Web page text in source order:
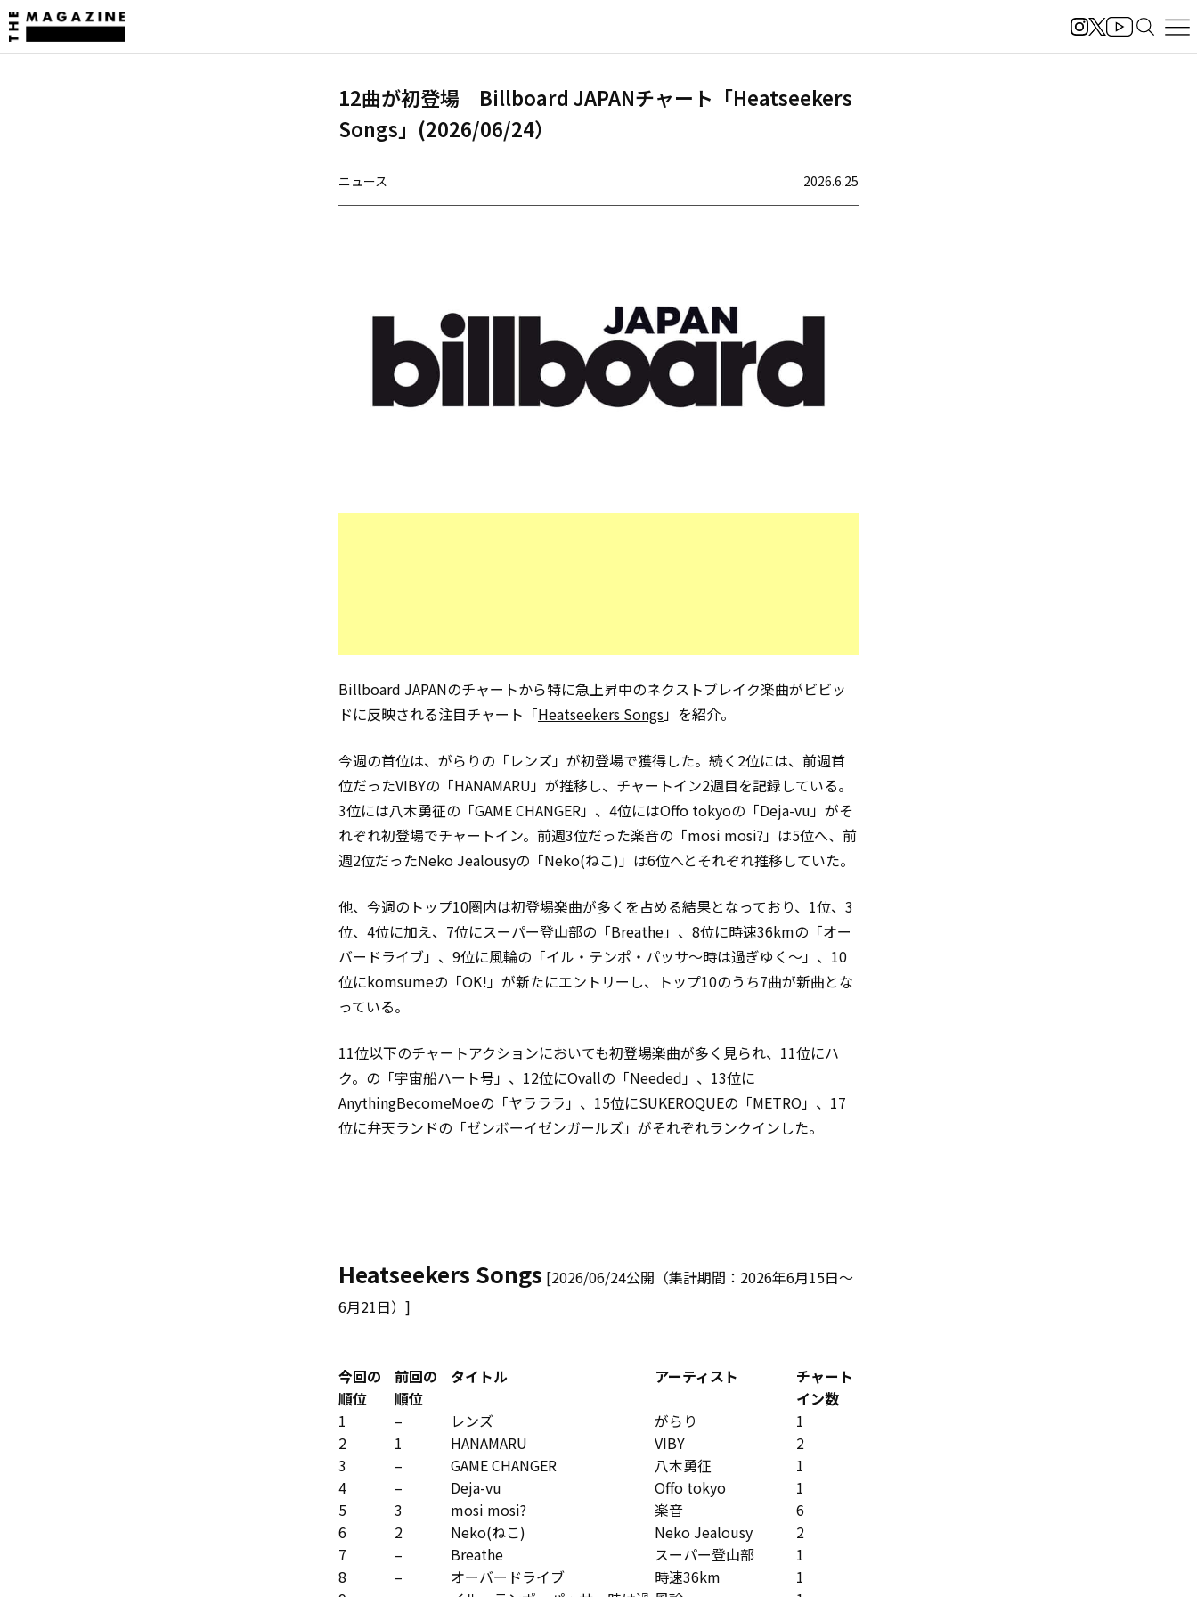
12曲が初登場 Billboard JAPANチャート「Heatseekers
Songs」(2026/06/24）
ニュース 2026.6.25
Billboard JAPANのチャートから特に急上昇中のネクストブレイク楽曲がビビッ
ドに反映される注目チャート「Heatseekers Songs」を紹介。
今週の首位は、がらりの「レンズ」が初登場で獲得した。続く2位には、前週首
位だったVIBYの「HANAMARU」が推移し、チャートイン2週目を記録している。
3位には八木勇征の「GAME CHANGER」、4位にはOffo tokyoの「Deja-vu」がそ
れぞれ初登場でチャートイン。前週3位だった楽音の「mosi mosi?」は5位へ、前
週2位だったNeko Jealousyの「Neko(ねこ)」は6位へとそれぞれ推移していた。
他、今週のトップ10圏内は初登場楽曲が多くを占める結果となっており、1位、3
位、4位に加え、7位にスーパー登山部の「Breathe」、8位に時速36kmの「オー
バードライブ」、9位に風輪の「イル・テンポ・パッサ〜時は過ぎゆく〜」、10
位にkomsumeの「OK!」が新たにエントリーし、トップ10のうち7曲が新曲とな
っている。
11位以下のチャートアクションにおいても初登場楽曲が多く見られ、11位にハ
ク。の「宇宙船ハート号」、12位にOvallの「Needed」、13位に
AnythingBecomeMoeの「ヤラララ」、15位にSUKEROQUEの「METRO」、17
位に弁天ランドの「ゼンボーイゼンガールズ」がそれぞれランクインした。
Heatseekers Songs [2026/06/24公開（集計期間：2026年6月15日～
6月21日）]
今回の
順位
前回の
順位
タイトル アーティスト
チャート
イン数
1
– レンズ がらり
1
2
1 HANAMARU VIBY
2
3
– GAME CHANGER 八木勇征
1
4
– Deja-vu Offo tokyo
1
5
3 mosi mosi? 楽音
6
6
2 Neko(ねこ) Neko Jealousy
2
7
– Breathe スーパー登山部
1
8
– オーバードライブ 時速36km
1